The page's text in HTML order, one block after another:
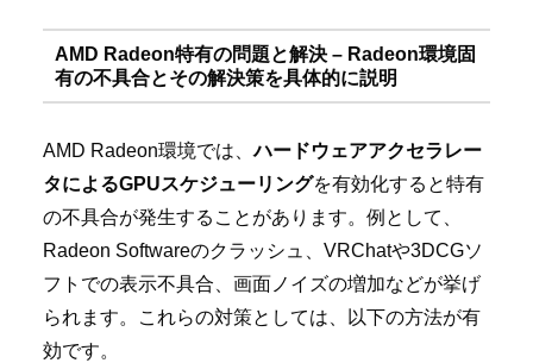
AMD Radeon特有の問題と解決 – Radeon環境固
有の不具合とその解決策を具体的に説明
AMD Radeon環境では、ハードウェアアクセラレー
タによるGPUスケジューリングを有効化すると特有
の不具合が発生することがあります。例として、
Radeon Softwareのクラッシュ、VRChatや3DCGソ
フトでの表示不具合、画面ノイズの増加などが挙げ
られます。これらの対策としては、以下の方法が有
効です。